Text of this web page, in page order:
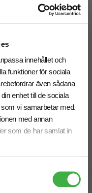
innehållet och
funktioner för sociala
även sådana
enhet till de sociala
vi samarbetar med.
med annan
som de har samlat in
påverkas av tryck och
fakturerad kvantitet